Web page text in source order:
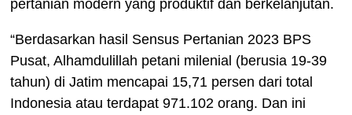
pertanian modern yang produktif dan berkelanjutan.
“Berdasarkan hasil Sensus Pertanian 2023 BPS
Pusat, Alhamdulillah petani milenial (berusia 19-39
tahun) di Jatim mencapai 15,71 persen dari total
Indonesia atau terdapat 971.102 orang. Dan ini